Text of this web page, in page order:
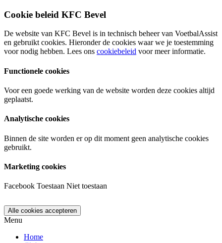
Cookie beleid KFC Bevel
De website van KFC Bevel is in technisch beheer van VoetbalAssist
en gebruikt cookies. Hieronder de cookies waar we je toestemming
voor nodig hebben. Lees ons cookiebeleid voor meer informatie.
Functionele cookies
Voor een goede werking van de website worden deze cookies altijd
geplaatst.
Analytische cookies
Binnen de site worden er op dit moment geen analytische cookies
gebruikt.
Marketing cookies
Facebook Toestaan Niet toestaan
Menu
Home